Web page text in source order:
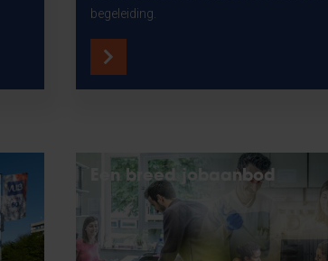
begeleiding.
Een breed jobaanbod